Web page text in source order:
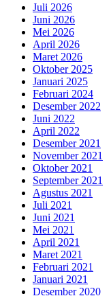
Juli 2026
Juni 2026
Mei 2026
April 2026
Maret 2026
Oktober 2025
Januari 2025
Februari 2024
Desember 2022
Juni 2022
April 2022
Desember 2021
November 2021
Oktober 2021
September 2021
Agustus 2021
Juli 2021
Juni 2021
Mei 2021
April 2021
Maret 2021
Februari 2021
Januari 2021
Desember 2020